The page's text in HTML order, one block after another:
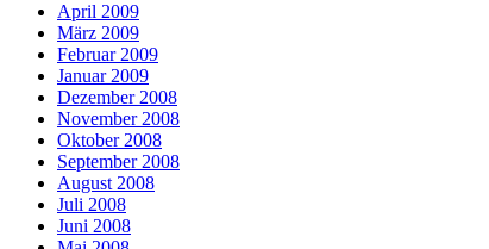
April 2009
März 2009
Februar 2009
Januar 2009
Dezember 2008
November 2008
Oktober 2008
September 2008
August 2008
Juli 2008
Juni 2008